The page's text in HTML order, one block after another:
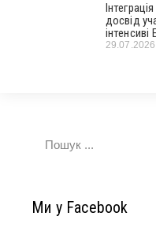
досвід
інтенсиві
29.07.2026
Ми у Facebook